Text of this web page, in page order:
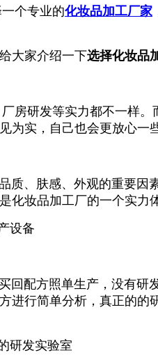
个专业的化妆品加工厂家
大家介绍一下选择化妆品
研发等实力都不一样。
为实，自己也会更放心一些
质、肤感、 外观的重要因
化妆品加工厂的一个实力
配方照单生产，没有研
进行简单分析，真正的